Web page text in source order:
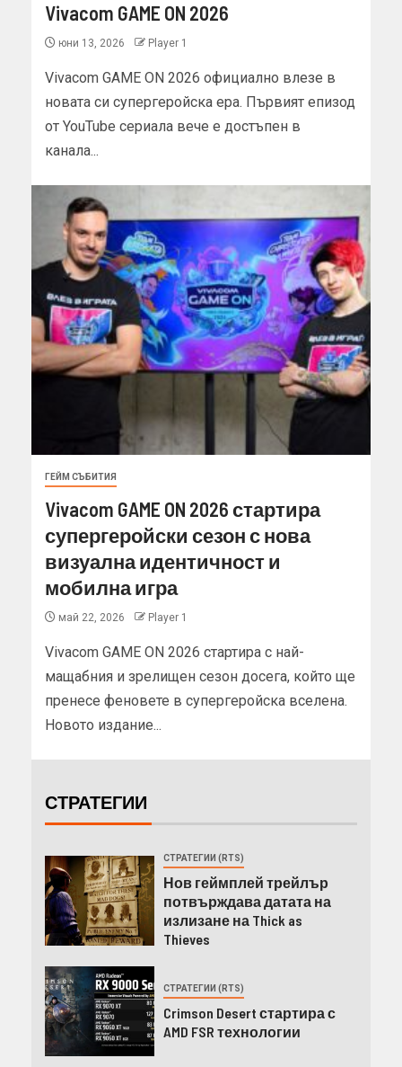
Vivacom GAME ON 2026
юни 13, 2026 Player 1
Vivacom GAME ON 2026 официално влезе в
новата си супергеройска ера. Първият епизод
от YouTube сериала вече е достъпен в
канала...
ГЕЙМ СЪБИТИЯ
Vivacom GAME ON 2026 стартира
супергеройски сезон с нова
визуална идентичност и
мобилна игра
май 22, 2026 Player 1
Vivacom GAME ON 2026 стартира с най-
мащабния и зрелищен сезон досега, който ще
пренесе феновете в супергеройска вселена.
Новото издание...
СТРАТЕГИИ
СТРАТЕГИИ (RTS)
Нов геймплей трейлър
потвърждава датата на
излизане на Thick as
Thieves
СТРАТЕГИИ (RTS)
Crimson Desert стартира с
AMD FSR технологии